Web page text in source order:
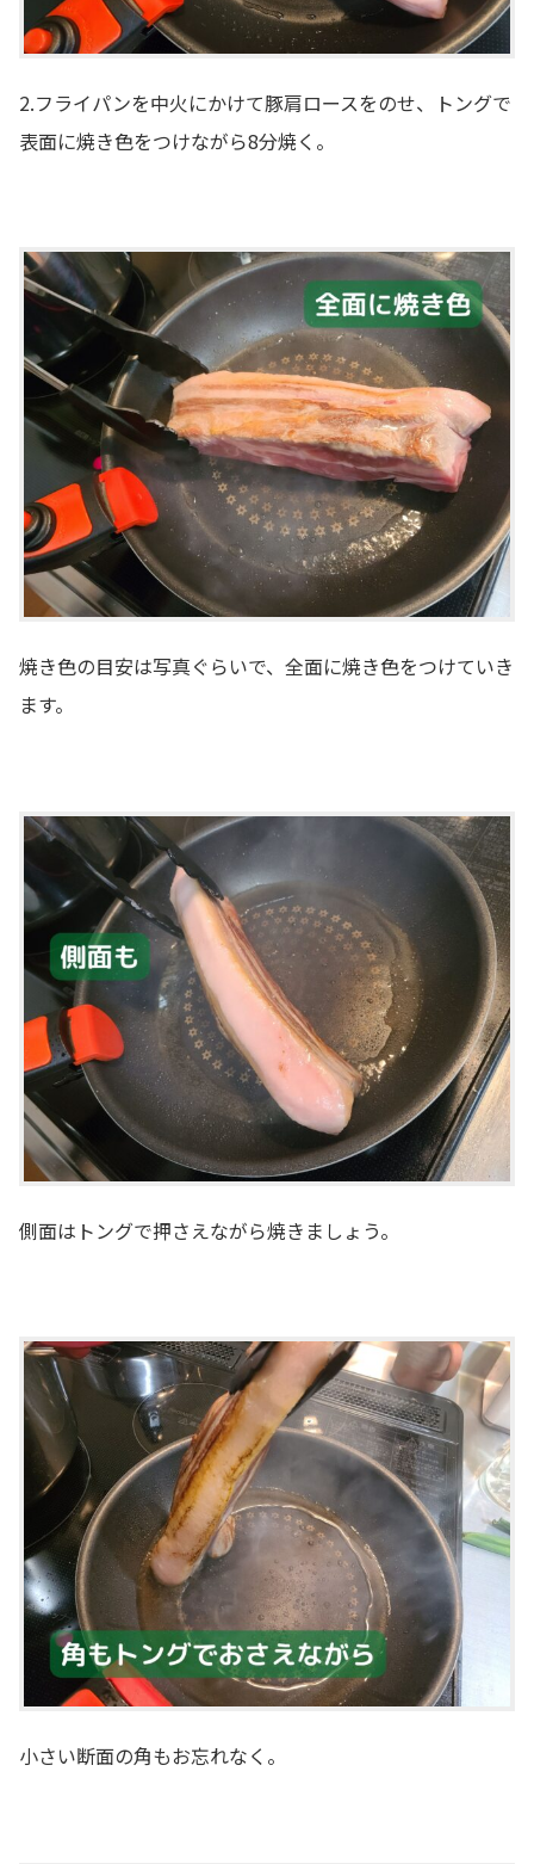
2.フライパンを中火にかけて豚肩ロースをのせ、トングで
表面に焼き色をつけながら8分焼く。
焼き色の目安は写真ぐらいで、全面に焼き色をつけていき
ます。
側面はトングで押さえながら焼きましょう。
小さい断面の角もお忘れなく。